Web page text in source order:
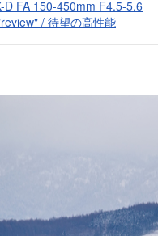
D FA 150-450mm F4.5-5.6
/ 待望の高性能